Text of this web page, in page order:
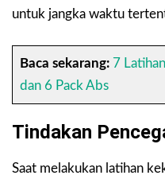
untuk jangka waktu
Baca sekarang: 7
dan 6 Pack Abs
Tindakan
Saat melakukan latihan